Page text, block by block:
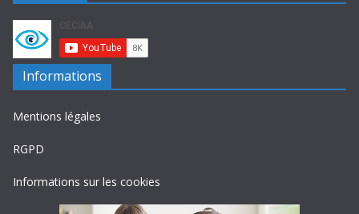
Informations
Mentions légales
RGPD
Informations sur les cookies